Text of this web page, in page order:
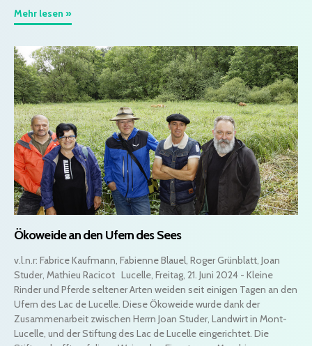
Mehr lesen »
Ökoweide an den Ufern des Sees
v.l.n.r: Fabrice Kaufmann, Fabienne Blauel, Roger Grünblatt, Joan
Studer, Mathieu Racicot Lucelle, Freitag, 21. Juni 2024 - Kleine
Rinder und Pferde seltener Arten weiden seit einigen Tagen an den
Ufern des Lac de Lucelle. Diese Ökoweide wurde dank der
Zusammenarbeit zwischen Herrn Joan Studer, Landwirt in Mont-
Lucelle, und der Stiftung des Lac de Lucelle eingerichtet. Die